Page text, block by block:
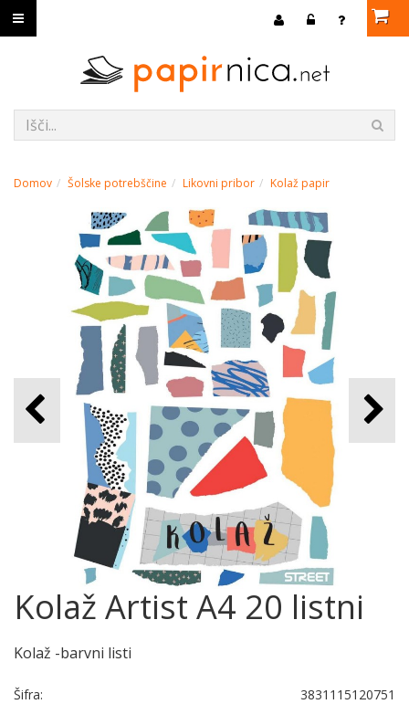
Domov Šolske potrebščine Likovni pribor Kolaž papir
Kolaž Artist A4 20 listni
Kolaž -barvni listi
Šifra:
3831115120751